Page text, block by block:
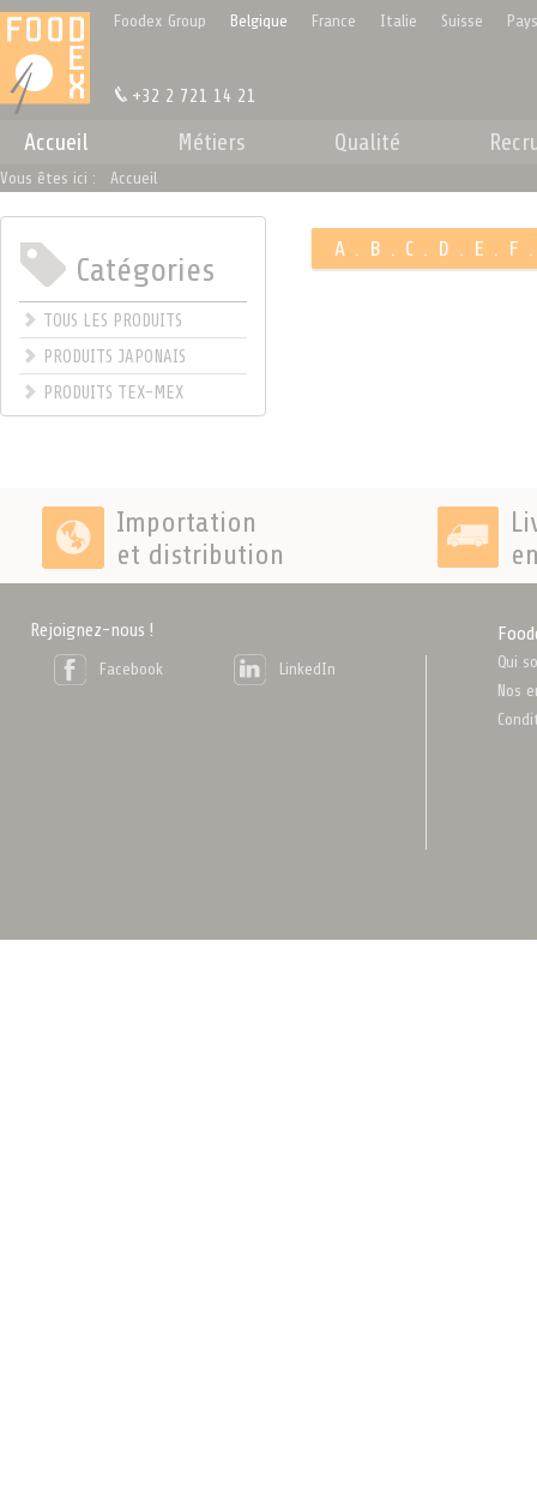
Foodex Group Belgique France Italie Suisse
+32 2 721 14 21
Accueil Métiers Qualité
Vous êtes ici : Accueil
Catégories
TOUS LES PRODUITS
PRODUITS JAPONAIS
PRODUITS TEX-MEX
A . B . C . D . E . F
.
Importation
et distribution
Rejoignez-nous !
Facebook LinkedIn
Qui
Nos
Panneau de gestion des cookies